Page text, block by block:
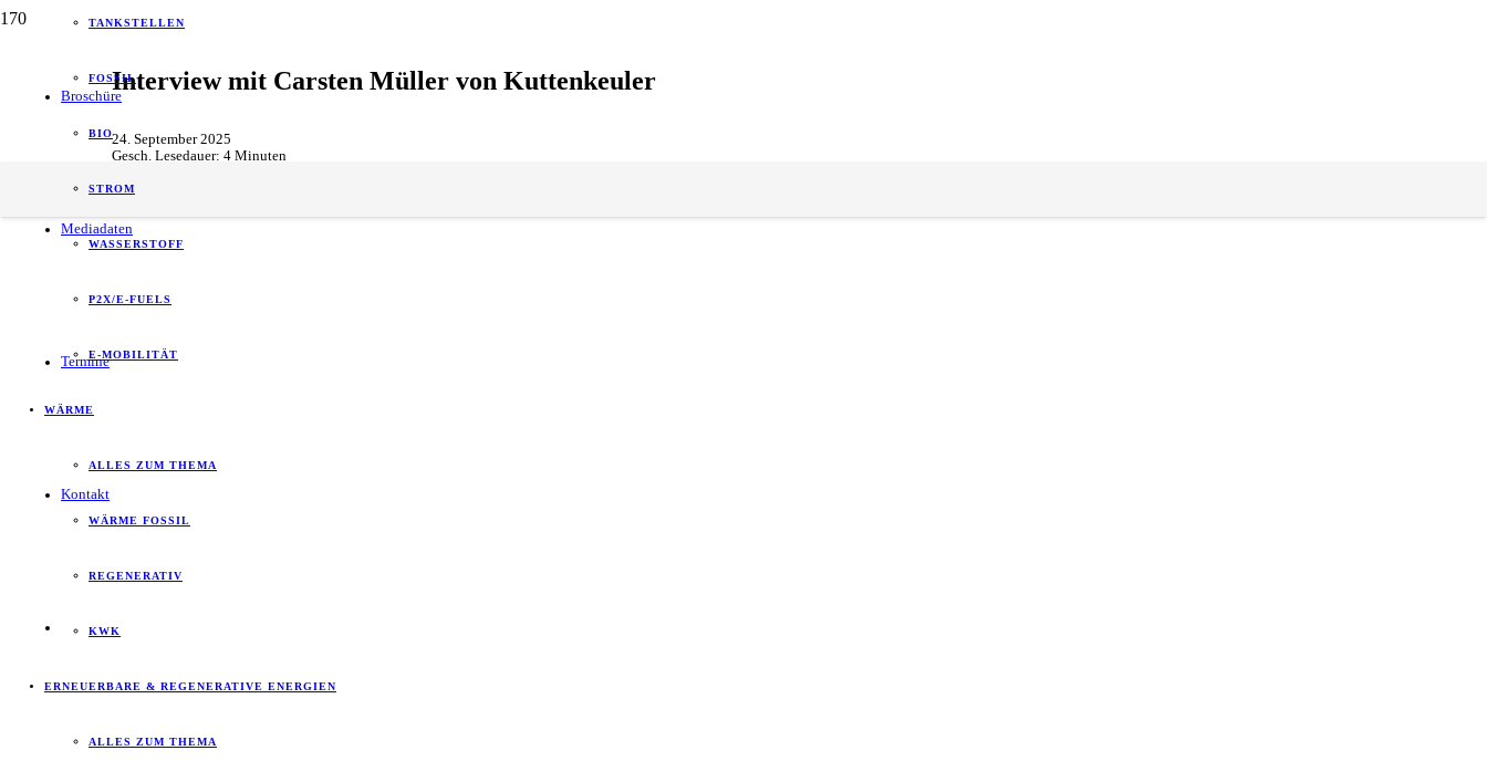
Broschüre
Mediadaten
Termine
Kontakt
TANKSTELLEN
FOSSIL
BIO
STROM
WASSERSTOFF
P2X/E-FUELS
E-MOBILITÄT
WÄRME
ALLES ZUM THEMA
WÄRME FOSSIL
REGENERATIV
KWK
ERNEUERBARE & REGENERATIVE ENERGIEN
ALLES ZUM THEMA
Interview mit Carsten Müller von Kuttenkeuler
24. September 2025
Gesch. Lesedauer: 4 Minuten